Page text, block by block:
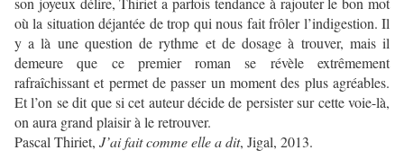
où la situation déjantée de trop qui nous fait frôler l’indigestion. Il
y a là une question de rythme et de dosage à trouver, mais il
demeure que ce premier roman se révèle extrêmement
rafraîchissant et permet de passer un moment des plus agréables.
Et l’on se dit que si cet auteur décide de persister sur cette voie-là,
on aura grand plaisir à le retrouver.
Pascal Thiriet, J’ai fait comme elle a dit, Jigal, 2013.